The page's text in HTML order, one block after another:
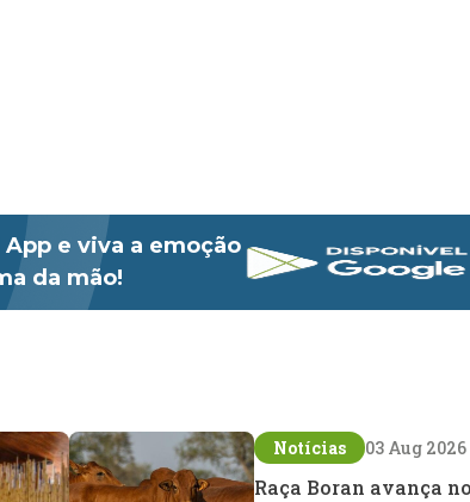
App e viva a emoção
da mão!
Notícias 03 Aug 2026
Raça Boran avança